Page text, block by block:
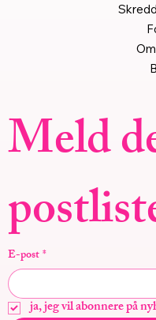
Meld
E-post*
ja, jeg vil abonnere på